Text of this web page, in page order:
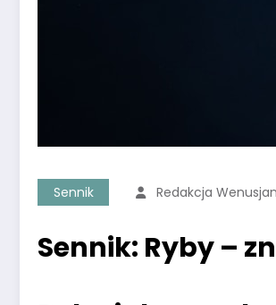
Sennik Redakcja
Sennik: Ryby –